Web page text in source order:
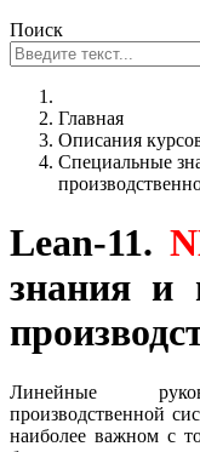
Поиск
Главная
Описания
Специальные
Lean-11.
знания и
Линейные
производственной
наиболее важном с